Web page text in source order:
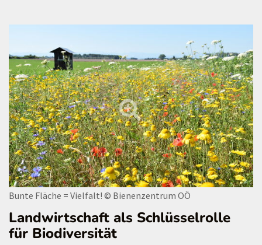
Bunte Fläche = Vielfalt! © Bienenzentrum OÖ
Landwirtschaft als Schlüsselrolle
für Biodiversität